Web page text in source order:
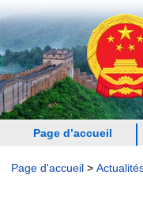
Page d’accueil
Page d'accueil >